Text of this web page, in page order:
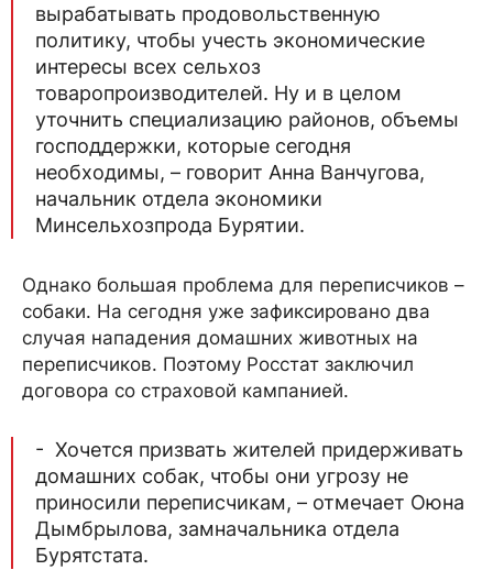
вырабатывать продовольственную
политику, чтобы учесть экономические
интересы всех сельхоз
товаропроизводителей. Ну и в целом
уточнить специализацию районов, объемы
господдержки, которые сегодня
необходимы, – говорит Анна Ванчугова,
начальник отдела экономики
Минсельхозпрода Бурятии.
Однако большая проблема для переписчиков –
собаки. На сегодня уже зафиксировано два
случая нападения домашних животных на
переписчиков. Поэтому Росстат заключил
договора со страховой кампанией.
- Хочется призвать жителей придерживать
домашних собак, чтобы они угрозу не
приносили переписчикам, – отмечает Оюна
Дымбрылова, замначальника отдела
Бурятстата.